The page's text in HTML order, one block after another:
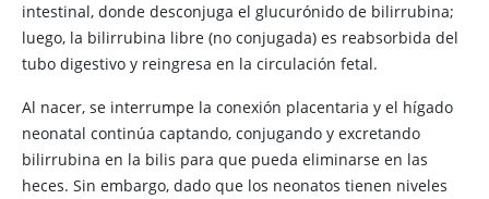
intestinal, donde desconjuga el glucurónido de bilirrubina;
luego, la bilirrubina libre (no conjugada) es reabsorbida del
tubo digestivo y reingresa en la circulación fetal.
Al nacer, se interrumpe la conexión placentaria y el hígado
neonatal continúa captando, conjugando y excretando
bilirrubina en la bilis para que pueda eliminarse en las
heces. Sin embargo, dado que los neonatos tienen niveles